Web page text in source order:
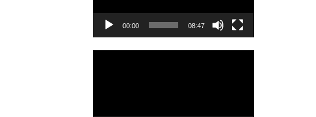
00:00 08:47